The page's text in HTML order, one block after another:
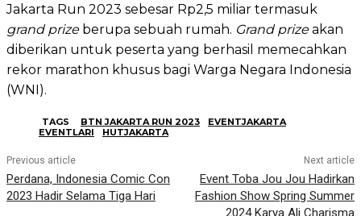
Jakarta Run 2023 sebesar Rp2,5 miliar termasuk
grand prizeberupa sebuah rumah. Grand prizeakan
diberikan untuk peserta yang berhasil memecahkan
rekor marathon khusus bagi Warga Negara Indonesia
(WNI).
TAGS BTN JAKARTA RUN 2023
EVENTJAKARTA
EVENTLARI
HUTJAKARTA
Previous article
Perdana, Indonesia Comic Con
2023 Hadir Selama Tiga Hari
Next article
Event Toba Jou Jou Hadirkan
Fashion Show Spring Summer
2024 Karya Ali Charisma